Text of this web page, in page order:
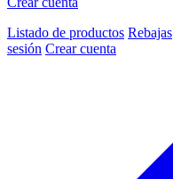
Listado de productos Rebajas
sesión Crear cuenta